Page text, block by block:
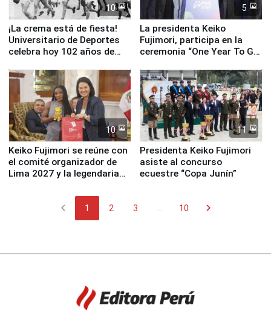
10
¡La crema está de fiesta!
Universitario de Deportes
celebra hoy 102 años de
5
La presidenta Keiko
Fujimori, participa en la
ceremonia “One Year To Go
10
Keiko Fujimori se reúne con
el comité organizador de
Lima 2027 y la legendaria
11
Presidenta Keiko Fujimori
asiste al concurso
ecuestre “Copa Junín”
chevron_left 1 2 3 10 chevron_right